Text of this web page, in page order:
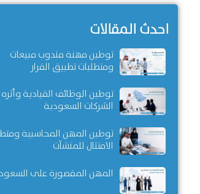
احدث المقالات
توطين مهنة مندوب مبيعات
ومتطلبات تطبيق القرار
توطين الوظائف القيادية
الشركات السعودية
توطين المهن المحاسبية
الامتثال للمنشآت
المهن المقصورة على